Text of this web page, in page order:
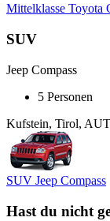
Mittelklasse Toyota
SUV
Jeep Compass
5 Personen
Kufstein, Tirol, AUT
SUV Jeep Compass
Hast du nicht